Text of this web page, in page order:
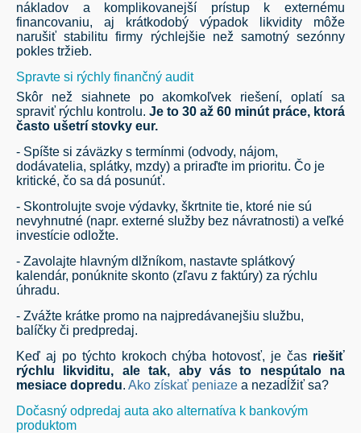
nákladov a komplikovanejší prístup k externému
financovaniu, aj krátkodobý výpadok likvidity môže
narušiť stabilitu firmy rýchlejšie než samotný sezónny
pokles tržieb.
Spravte si rýchly finančný audit
Skôr než siahnete po akomkoľvek riešení, oplatí sa
spraviť rýchlu kontrolu. Je to 30 až 60 minút práce, ktorá
často ušetrí stovky eur.
- Spíšte si záväzky s termínmi (odvody, nájom,
dodávatelia, splátky, mzdy) a priraďte im prioritu. Čo je
kritické, čo sa dá posunúť.
- Skontrolujte svoje výdavky, škrtnite tie, ktoré nie sú
nevyhnutné (napr. externé služby bez návratnosti) a veľké
investície odložte.
- Zavolajte hlavným dlžníkom, nastavte splátkový
kalendár, ponúknite skonto (zľavu z faktúry) za rýchlu
úhradu.
- Zvážte krátke promo na najpredávanejšiu službu,
balíčky či predpredaj.
Keď aj po týchto krokoch chýba hotovosť, je čas riešiť
rýchlu likviditu, ale tak, aby vás to nespútalo na
mesiace dopredu. Ako získať peniaze a nezadĺžiť sa?
Dočasný odpredaj auta ako alternatíva k bankovým
produktom